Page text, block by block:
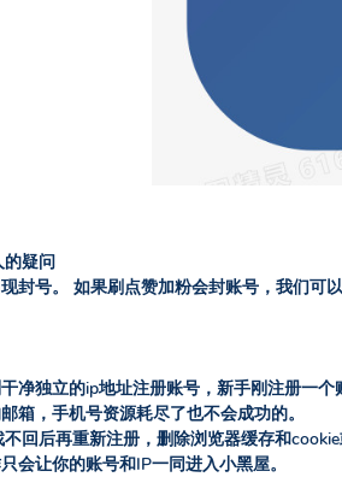
的疑问
封号。 如果刷点赞加粉会封账号，我们可
净独立的ip地址注册账号，新手刚注册一
箱，手机号资源耗尽了也不会成功的。
回后再重新注册，删除浏览器缓存和
会让你的账号和IP一同进入小黑屋。